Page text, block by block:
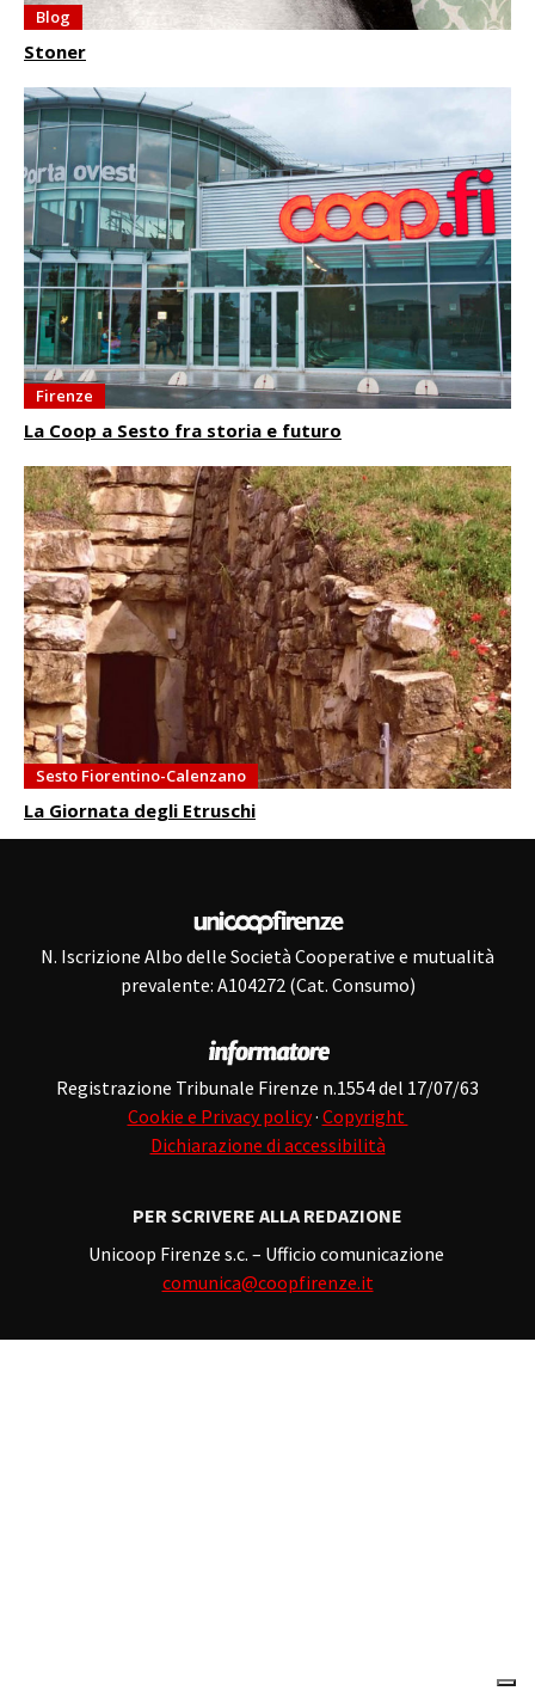
Blog
Stoner
Firenze
La Coop a Sesto fra storia e futuro
Sesto Fiorentino-Calenzano
La Giornata degli Etruschi
N. Iscrizione Albo delle Società Cooperative e mutualità
prevalente: A104272 (Cat. Consumo)
Registrazione Tribunale Firenze n.1554 del 17/07/63
Cookie e Privacy policy· Copyright
Dichiarazione di accessibilità
PER SCRIVERE ALLA REDAZIONE
Unicoop Firenze s.c. – Ufficio comunicazione
comunica@coopfirenze.it